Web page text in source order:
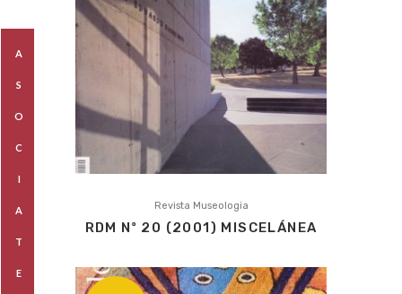
Revista Museologia
RDM Nº 20 (2001) MISCELÁNEA
A
S
O
C
I
A
T
E